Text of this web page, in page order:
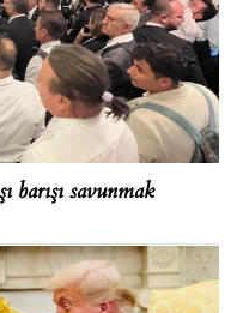
barışı savunmak